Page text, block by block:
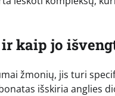
kaip jo
žmonių, jis turi
išskiria anglies